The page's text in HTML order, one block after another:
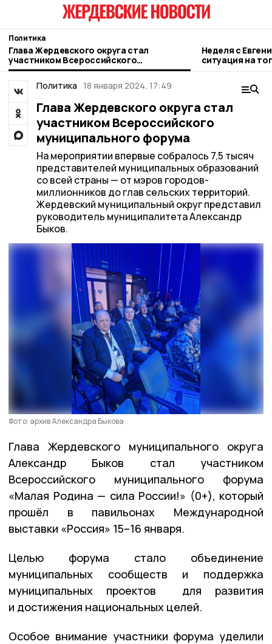
Политика
Глава Жердевского округа стал
участником Всероссийского
муниципального форума
Неделя с
ситуация на
городе и
Политика 18 января 2024, 17:49
Глава Жердевского округа стал
участником Всероссийского
муниципального форума
На мероприятии впервые собралось 7,5 тысяч
представителей муниципальных образований
со всей страны — от мэров городов-
миллионников до глав сельских территорий.
Жердевский муниципальный округ представил
руководитель муниципалитета Александр
Быков.
Фото: архив Александра Быкова
Глава Жердевского муниципального округа
Александр Быков стал участником
Всероссийского муниципального форума
«Малая Родина — сила России!» (0+), который
прошёл в павильонах Международной
выставки «Россия» 15–16 января.
Целью форума стало объединение
муниципальных сообществ и поддержка
муниципальных проектов для развития
и достижения национальных целей.
Особое внимание участники форума уделили